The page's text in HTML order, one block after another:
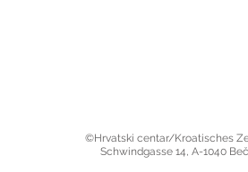
©Hrvatski centar/Kroatisches
Schwindgasse 14, A-1040